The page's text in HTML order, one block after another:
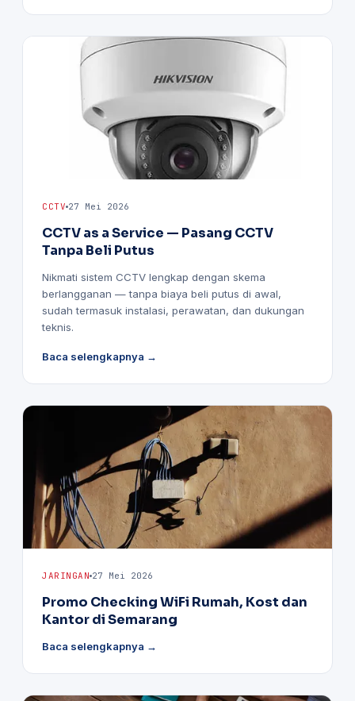
CCTV 27 Mei 2026
CCTV as a Service — Pasang CCTV
Tanpa Beli Putus
Nikmati sistem CCTV lengkap dengan skema
berlangganan — tanpa biaya beli putus di awal,
sudah termasuk instalasi, perawatan, dan dukungan
teknis.
Baca selengkapnya →
JARINGAN 27 Mei 2026
Promo Checking WiFi Rumah, Kost dan
Kantor di Semarang
Baca selengkapnya →